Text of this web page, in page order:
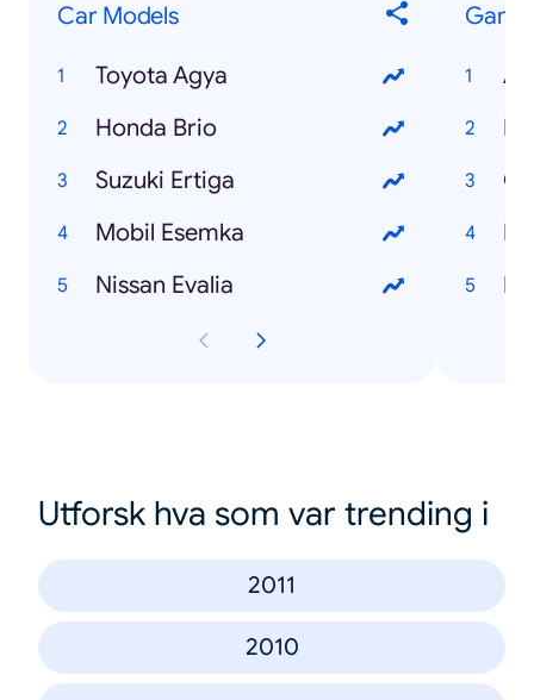
Car Models
Toyota Agya
Honda Brio
Suzuki Ertiga
Mobil Esemka
Nissan Evalia
Utforsk hva som var trending i
2011
2010